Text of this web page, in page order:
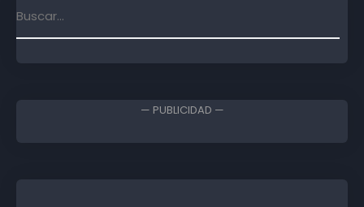
— PUBLICIDAD —